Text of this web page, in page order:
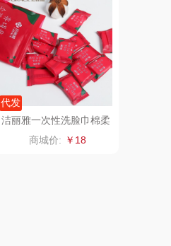
代发
洁丽雅一次性洗脸巾棉柔
巾MRJ274
商城价: ￥18